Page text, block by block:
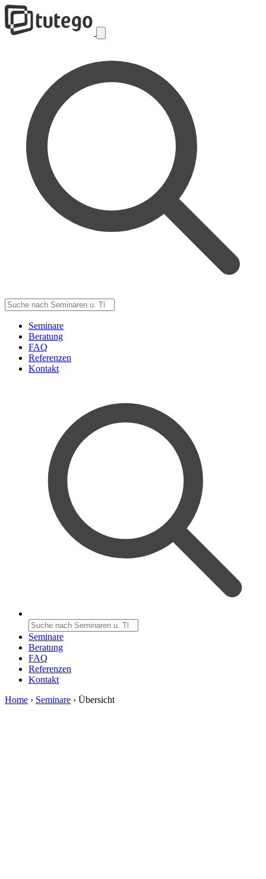
Seminare
Beratung
FAQ
Referenzen
Kontakt
Seminare
Beratung
FAQ
Referenzen
Kontakt
Home › Seminare › Übersicht